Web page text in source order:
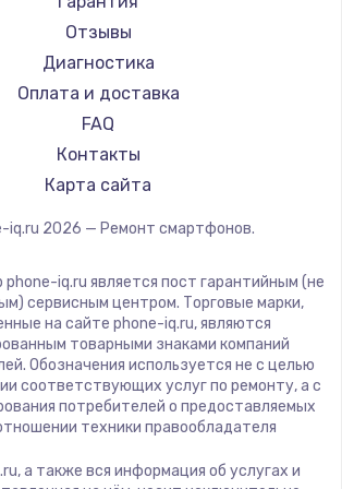
1430 руб.
Заказать
Чистка от пыли
1330 руб.
Заказать
2600 руб.
Заказать
материнской платы
1690 руб.
Ремонт смартфонов HP
Ремонт смартфонов Poco
Ремонт смартфонов HTC
смартфонов Blackmagic
смартфонов Nothing
Ремонт смартфонов iQOO
Kyocera
LeEco
OnePlus
teXet
Motorola
Prestigio
Elephone
BlackView
Google
Vertu
Tp-Link
Отзывы
Диагностика
Оплата и доставка
FAQ
Контакты
Карта сайта
iq.ru 2026 — Ремонт смартфонов.
iq.ru является пост гарантийным (не
сервисным центром. Торговые марки,
на сайте phone-iq.ru, являются
товарными знаками компаний
Обозначения используется не с целью
соответствующих услуг по ремонту, а с
потребителей о предоставляемых
техники правообладателя
а также вся информация об услугах и